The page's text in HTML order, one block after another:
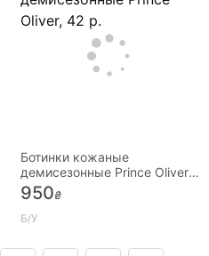
Ботинки кожаные
демисезонные Prince Oliver,
42 р.
950₴
Б/У